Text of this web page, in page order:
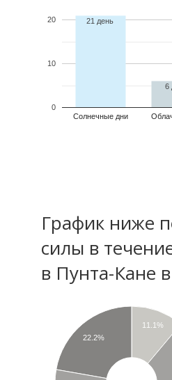
Солнечные дни
0
10
20 21 день
6
График ниже
силы в
в Пунта-Кане
11.1%
22.2%